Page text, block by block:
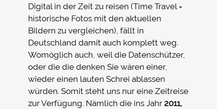
Digital in der Zeit zu reisen (Time Travel =
historische Fotos mit den aktuellen
Bildern zu vergleichen), fällt in
Deutschland damit auch komplett weg.
Womöglich auch, weil die Datenschützer,
oder die die denken Sie wären einer,
wieder einen lauten Schrei ablassen
würden. Somit steht uns nur eine Zeitreise
zur Verfügung. Nämlich die ins Jahr2011,